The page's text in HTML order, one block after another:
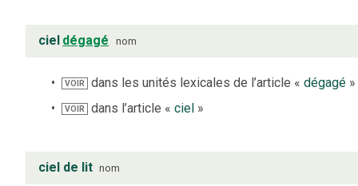
ciel dégagé nom
VOIR dans les unités lexicales de l’article «dégagé »
VOIR dans l’article «ciel »
ciel de lit nom